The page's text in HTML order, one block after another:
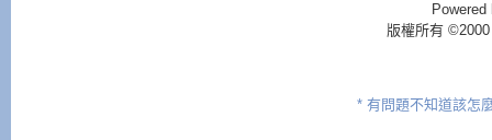
版權所有
* 有問題不知道該怎